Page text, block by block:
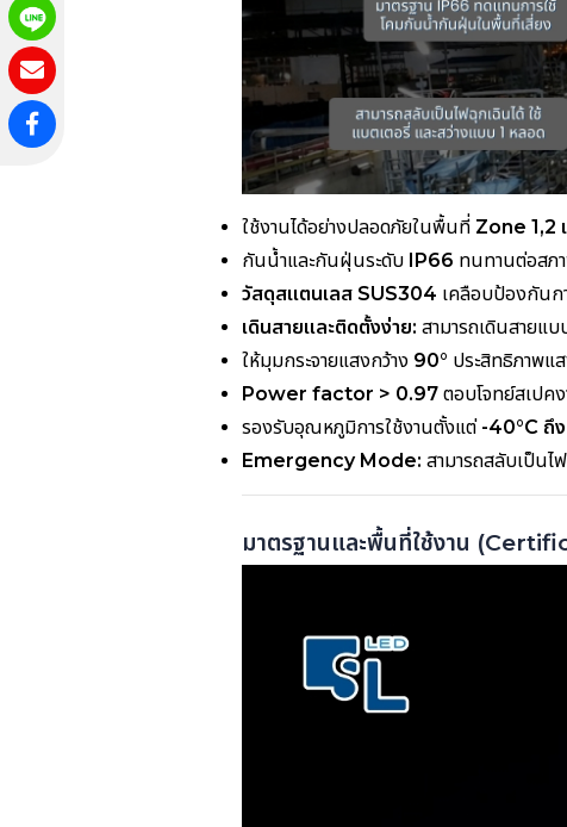
ใช้งานได้อย่างปลอดภัยในพื้นที่ Zone 1,2
กันน้ำและกันฝุ่นระดับ IP66 ทนทานต่อสภ
วัสดุสแตนเลส SUS304 เคลือบป้องกัน
เดินสายและติดตั้งง่าย: สามารถเดินสายแ
ให้มุมกระจายแสงกว้าง 90° ประสิทธิภาพแ
Power factor > 0.97 ตอบโจทย์สเปค
รองรับอุณหภูมิการใช้งานตั้งแต่ -40°C ถึ
Emergency Mode: สามารถสลับเป็นไ
มาตรฐานและพื้นที่ใช้งาน